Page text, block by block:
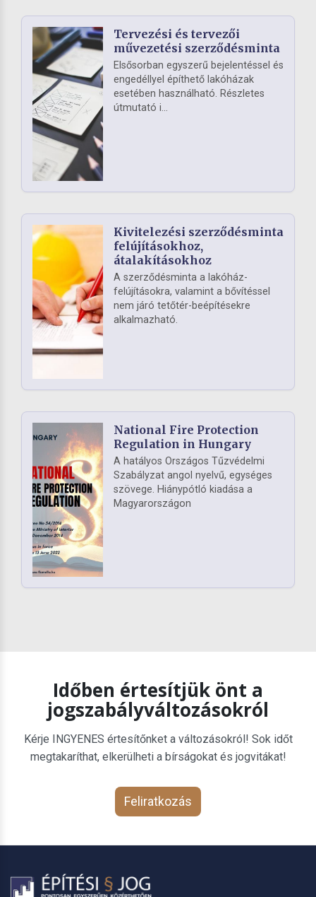
Tervezési és tervezői
művezetési szerződésminta
Elsősorban egyszerű bejelentéssel és
engedéllyel építhető lakóházak
esetében használható. Részletes
útmutató i...
Kivitelezési szerződésminta
felújításokhoz,
átalakításokhoz
A szerződésminta a lakóház-
felújításokra, valamint a bővítéssel
nem járó tetőtér-beépítésekre
alkalmazható.
National Fire Protection
Regulation in Hungary
A hatályos Országos Tűzvédelmi
Szabályzat angol nyelvű, egységes
szövege. Hiánypótló kiadása a
Magyarországon
Időben értesítjük önt a
jogszabályváltozásokról
Kérje INGYENES értesítőnket a változásokról! Sok időt
megtakaríthat, elkerülheti a bírságokat és jogvitákat!
Feliratkozás